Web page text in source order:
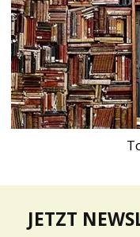
JETZT